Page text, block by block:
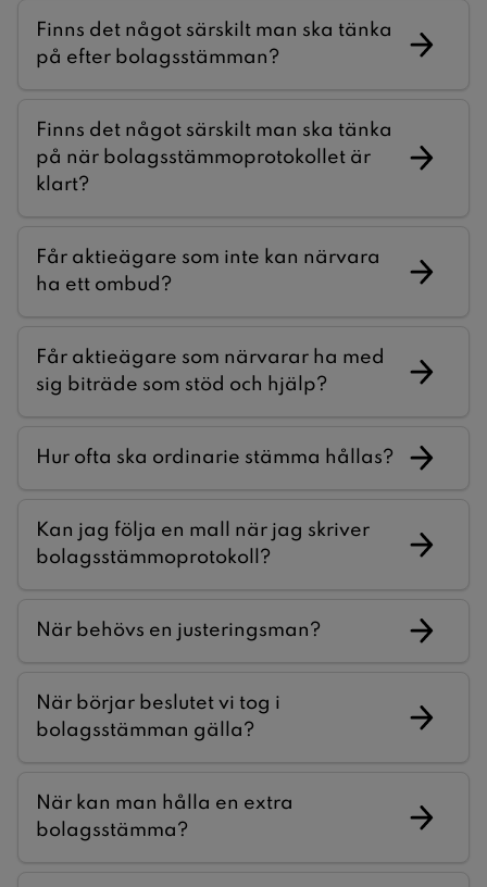
Finns det något särskilt man ska tänka
på efter bolagsstämman?
Finns det något särskilt man ska tänka
på när bolagsstämmoprotokollet är
klart?
Får aktieägare som inte kan närvara
ha ett ombud?
Får aktieägare som närvarar ha med
sig biträde som stöd och hjälp?
Hur ofta ska ordinarie stämma hållas?
Kan jag följa en mall när jag skriver
bolagsstämmoprotokoll?
När behövs en justeringsman?
När börjar beslutet vi tog i
bolagsstämman gälla?
När kan man hålla en extra
bolagsstämma?